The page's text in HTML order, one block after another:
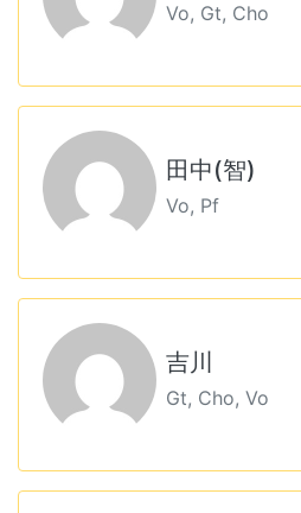
Vo, Gt, Cho
田中(智)
Vo, Pf
吉川
Gt, Cho, Vo